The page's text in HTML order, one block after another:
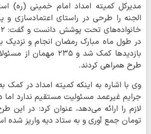
مدیرکل کمیته امداد امام خمینی (ره)
الجنه را طرحی در راستای اعتمادسازی و
بازدیدها کمک شد و ۲۳۵
طرح همراهی کردند.
وی با اشاره به اینکه کمیته امداد در کمک
جرایم غیرعمد مسئولیت مستقیم ندارد
تومان جمع آوری و به ستاد دیه واریز شده